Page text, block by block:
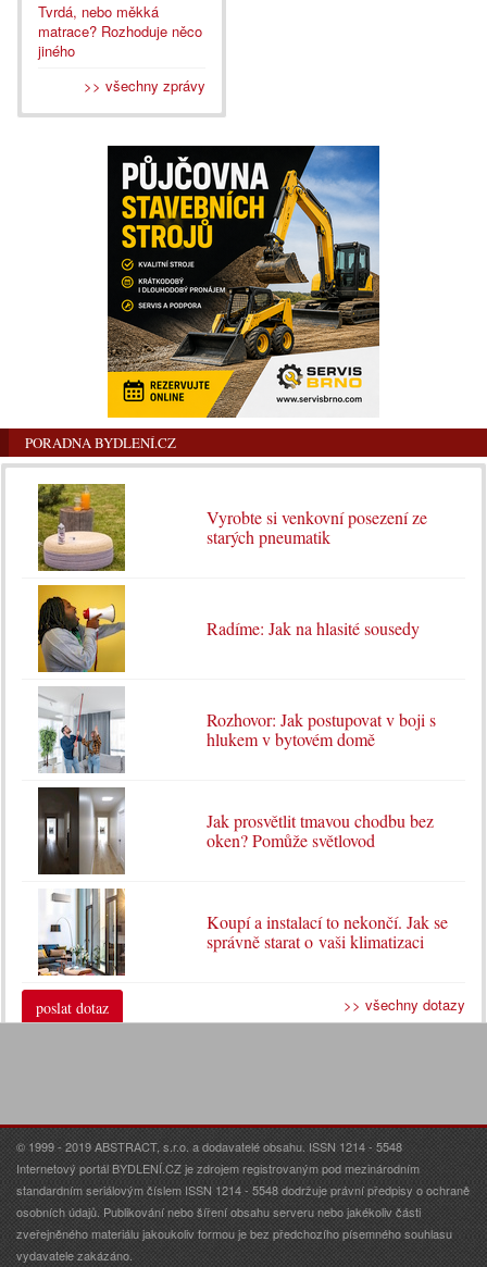
Tvrdá, nebo měkká
matrace? Rozhoduje něco
jiného
>> všechny zprávy
PORADNA BYDLENÍ.CZ
Vyrobte si venkovní posezení ze
starých pneumatik
Radíme: Jak na hlasité sousedy
Rozhovor: Jak postupovat v boji s
hlukem v bytovém domě
Jak prosvětlit tmavou chodbu bez
oken? Pomůže světlovod
Koupí a instalací to nekončí. Jak se
správně starat o vaši klimatizaci
poslat dotaz >> všechny dotazy
© 1999 - 2019 ABSTRACT, s.r.o. a dodavatelé obsahu. ISSN 1214 - 5548
Internetový portál BYDLENÍ.CZ je zdrojem registrovaným pod mezinárodním
standardním seriálovým číslem ISSN 1214 - 5548 dodržuje právní předpisy o ochraně
osobních údajů. Publikování nebo šíření obsahu serveru nebo jakékoliv části
zveřejněného materiálu jakoukoliv formou je bez předchozího písemného souhlasu
vydavatele zakázáno.